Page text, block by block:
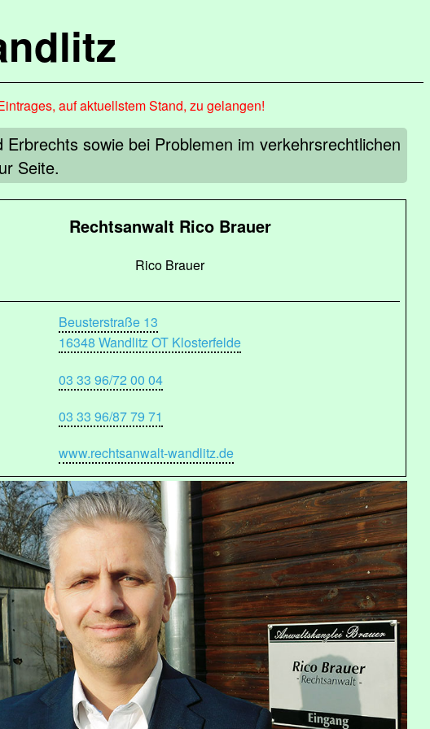
auf aktuellstem Stand, zu gelangen!
sowie bei Problemen im verkehrsrechtlichen
Seite.
Rechtsanwalt Rico Brauer
Rico Brauer
Beusterstraße 13
16348 Wandlitz OT Klosterfelde
03 33 96/72 00 04
03 33 96/87 79 71
www.rechtsanwalt-wandlitz.de